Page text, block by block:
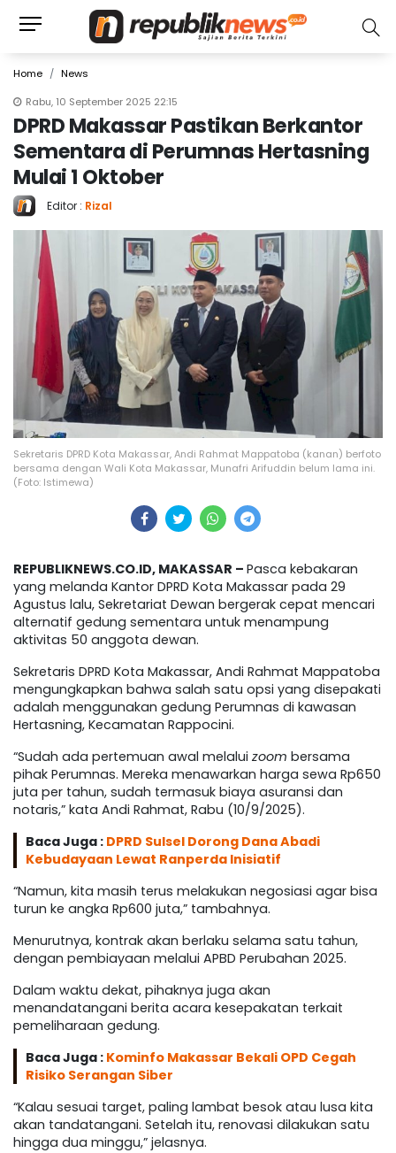
Home
News
Rabu, 10 September 2025 22:15
DPRD Makassar Pastikan Berkantor
Sementara di Perumnas Hertasning
Mulai 1 Oktober
Editor : Rizal
Sekretaris DPRD Kota Makassar, Andi Rahmat Mappatoba (kanan) berfoto
bersama dengan Wali Kota Makassar, Munafri Arifuddin belum lama ini.
(Foto: Istimewa)
REPUBLIKNEWS.CO.ID, MAKASSAR – Pasca kebakaran
yang melanda Kantor DPRD Kota Makassar pada 29
Agustus lalu, Sekretariat Dewan bergerak cepat mencari
alternatif gedung sementara untuk menampung
aktivitas 50 anggota dewan.
Sekretaris DPRD Kota Makassar, Andi Rahmat Mappatoba
mengungkapkan bahwa salah satu opsi yang disepakati
adalah menggunakan gedung Perumnas di kawasan
Hertasning, Kecamatan Rappocini.
“Sudah ada pertemuan awal melalui zoom bersama
pihak Perumnas. Mereka menawarkan harga sewa Rp650
juta per tahun, sudah termasuk biaya asuransi dan
notaris,” kata Andi Rahmat, Rabu (10/9/2025).
Baca Juga : DPRD Sulsel Dorong Dana Abadi
Kebudayaan Lewat Ranperda Inisiatif
“Namun, kita masih terus melakukan negosiasi agar bisa
turun ke angka Rp600 juta,” tambahnya.
Menurutnya, kontrak akan berlaku selama satu tahun,
dengan pembiayaan melalui APBD Perubahan 2025.
Dalam waktu dekat, pihaknya juga akan
menandatangani berita acara kesepakatan terkait
pemeliharaan gedung.
Baca Juga : Kominfo Makassar Bekali OPD Cegah
Risiko Serangan Siber
“Kalau sesuai target, paling lambat besok atau lusa kita
akan tandatangani. Setelah itu, renovasi dilakukan satu
hingga dua minggu,” jelasnya.